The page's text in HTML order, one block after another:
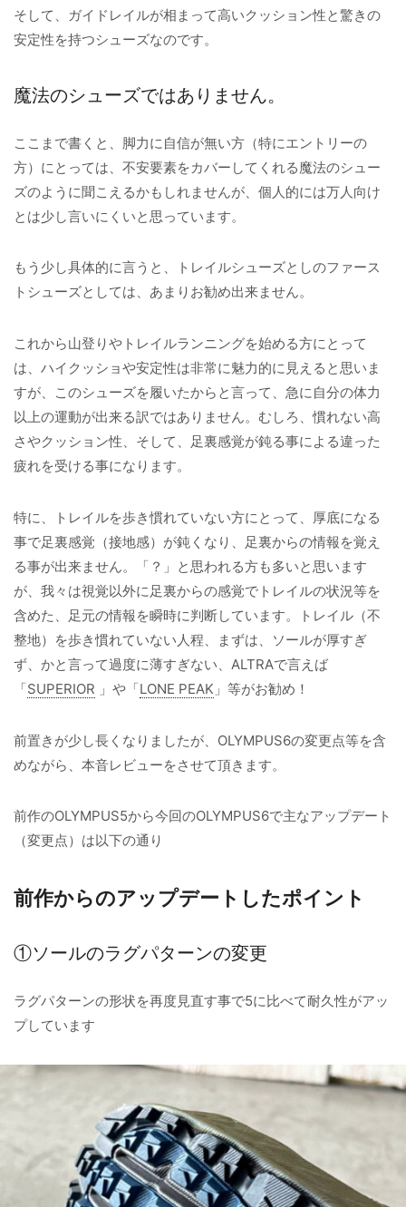
そして、ガイドレイルが相まって高いクッション性と驚きの
安定性を持つシューズなのです。
魔法のシューズではありません。
ここまで書くと、脚力に自信が無い方（特にエントリーの
方）にとっては、不安要素をカバーしてくれる魔法のシュー
ズのように聞こえるかもしれませんが、個人的には万人向け
とは少し言いにくいと思っています。
もう少し具体的に言うと、トレイルシューズとしのファース
トシューズとしては、あまりお勧め出来ません。
これから山登りやトレイルランニングを始める方にとって
は、ハイクッショや安定性は非常に魅力的に見えると思いま
すが、このシューズを履いたからと言って、急に自分の体力
以上の運動が出来る訳ではありません。むしろ、慣れない高
さやクッション性、そして、足裏感覚が鈍る事による違った
疲れを受ける事になります。
特に、トレイルを歩き慣れていない方にとって、厚底になる
事で足裏感覚（接地感）が鈍くなり、足裏からの情報を覚え
る事が出来ません。「？」と思われる方も多いと思います
が、我々は視覚以外に足裏からの感覚でトレイルの状況等を
含めた、足元の情報を瞬時に判断しています。トレイル（不
整地）を歩き慣れていない人程、まずは、ソールが厚すぎ
ず、かと言って過度に薄すぎない、ALTRAで言えば
「SUPERIOR 」や「LONE PEAK 」等がお勧め！
前置きが少し長くなりましたが、OLYMPUS6の変更点等を含
めながら、本音レビューをさせて頂きます。
前作のOLYMPUS5から今回のOLYMPUS6で主なアップデート
（変更点）は以下の通り
前作からのアップデートしたポイント
①ソールのラグパターンの変更
ラグパターンの形状を再度見直す事で5に比べて耐久性がアッ
プしています